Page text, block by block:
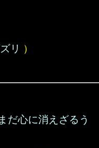
リ ）
だ心に消えざるう